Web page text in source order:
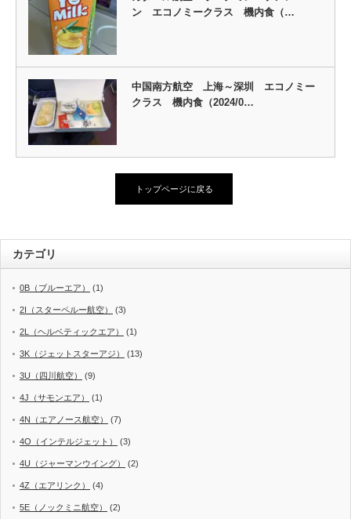
ン エコノミークラス 機内食（…
中国南方航空 上海～深圳 エコノミー
クラス 機内食（2024/0…
トップページに戻る
カテゴリ
0B（ブルーエア） (1)
2I（スターペルー航空） (3)
2L（ヘルベティックエア） (1)
3K（ジェットスターアジ） (13)
3U（四川航空） (9)
4J（サモンエア） (1)
4N（エアノース航空） (7)
4O（インテルジェット） (3)
4U（ジャーマンウイング） (2)
4Z（エアリンク） (4)
5E（ノックミニ航空） (2)